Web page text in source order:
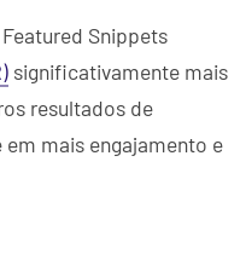
Snippets
significativamente mais
resultados de
mais engajamento e